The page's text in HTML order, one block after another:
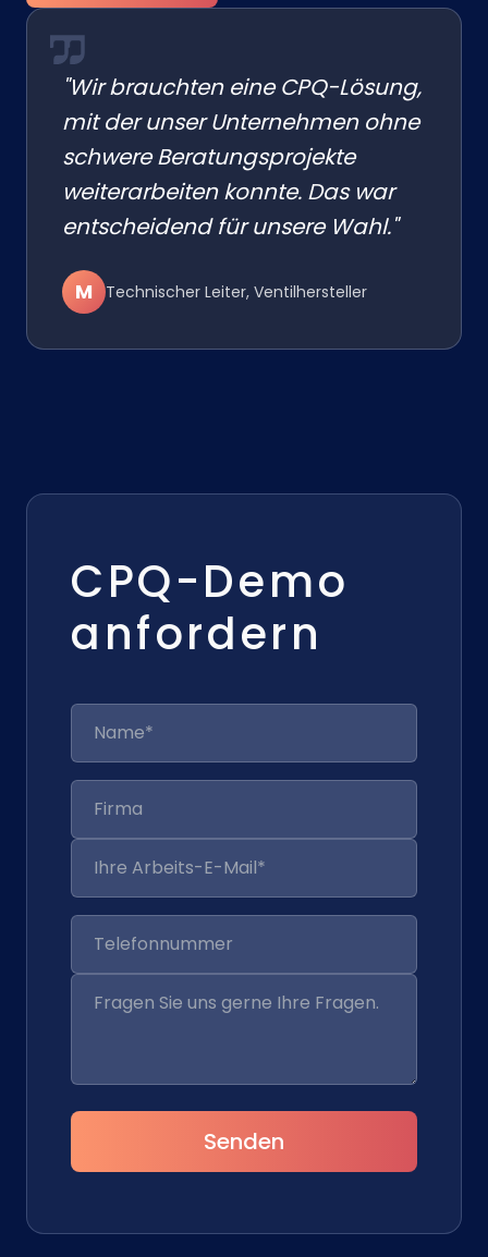
"Wir brauchten eine CPQ-Lösung,
mit der unser Unternehmen ohne
schwere Beratungsprojekte
weiterarbeiten konnte. Das war
entscheidend für unsere Wahl."
M Technischer Leiter, Ventilhersteller
CPQ-Demo
anfordern
Senden